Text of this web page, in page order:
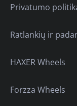
Privatumo
Ratlankių ir
HAXER Wheels
Forzza Wheels